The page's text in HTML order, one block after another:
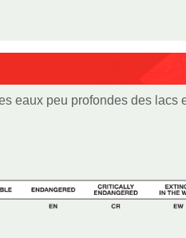
eaux peu profondes des lacs